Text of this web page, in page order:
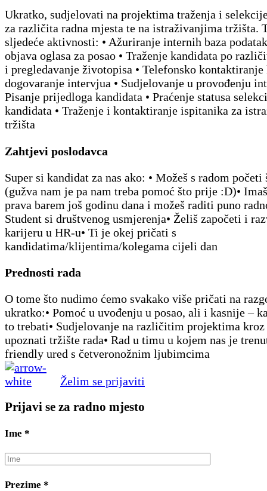
Ukratko, sudjelovati na projektima traženja i
za različita radna mjesta te na istraživanjima tržišta.
sljedeće aktivnosti: • Ažuriranje internih baza
objava oglasa za posao • Traženje kandidata po
i pregledavanje životopisa • Telefonsko
dogovaranje intervjua • Sudjelovanje u provođenju
Pisanje prijedloga kandidata • Praćenje statusa
kandidata • Traženje i kontaktiranje ispitanika za
tržišta
Zahtjevi poslodavca
Super si kandidat za nas ako: • Možeš s radom
(gužva nam je pa nam treba pomoć što prije :D)•
prava barem još godinu dana i možeš raditi puno
Student si društvenog usmjerenja• Želiš započeti i
karijeru u HR-u• Ti je okej pričati s
kandidatima/klijentima/kolegama cijeli dan
Prednosti rada
O tome što nudimo ćemo svakako više pričati na
ukratko:• Pomoć u uvođenju u posao, ali i kasnije –
to trebati• Sudjelovanje na različitim projektima kroz
upoznati tržište rada• Rad u timu u kojem nas je
friendly ured s četveronožnim ljubimcima
Želim se prijaviti
Prijavi se za radno mjesto
Ime *
Prezime *